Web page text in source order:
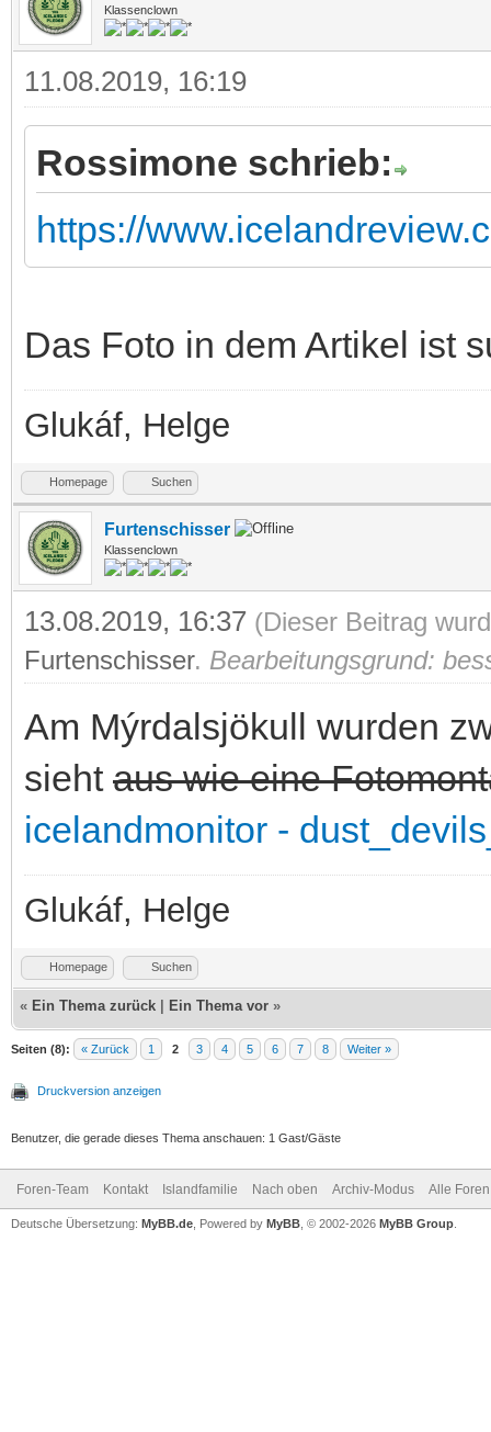
Klassenclown
11.08.2019, 16:19
Rossimone schrieb:
https://
Das Foto in dem Artikel ist
Glukáf, Helge
Homepage Suchen
Furtenschisser
Klassenclown
13.08.2019, 16:37 (Dieser Beitrag
Furtenschisser. Bearbeitungsgrund:
Am Mýrdalsjökull wurden
sieht aus wie eine
icelandmonitor -
Glukáf, Helge
Homepage Suchen
« Ein Thema zurück Ein Thema vor »
Seiten (8): « Zurück 1 2 3 4 5 6 7 8 Weiter »
Druckversion anzeigen
Benutzer, die gerade dieses Thema anschauen: 1 Gast/Gäste
Foren-Team Kontakt Islandfamilie Nach oben Archiv-Modus Alle
Deutsche Übersetzung: MyBB.de , Powered by MyBB , © 2002-2026 MyBB Group